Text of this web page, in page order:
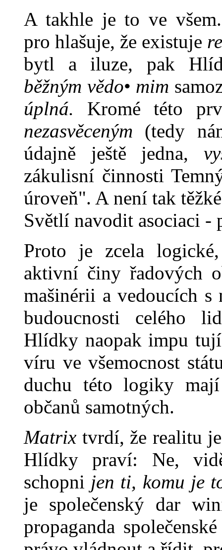
A takhle je to ve
pro hlašuje, že existuje
bytl a iluze, pak
běžným vědo• mim
úplná. Kromé této
nezasvěceným (tedy
údajně ještě jedna,
zákulisní činnosti
úroveň". A není tak
Světlí navodit asociaci -
Proto je zcela
aktivní činy řadových
mašinérii a vedoucích
budoucnosti celého
Hlídky naopak impu
víru ve všemocnost
duchu této logiky
občanů samotných.
Matrix tvrdí, že realitu
Hlídky praví: Ne,
schopni jen ti, komu je
je společenský dar
propaganda